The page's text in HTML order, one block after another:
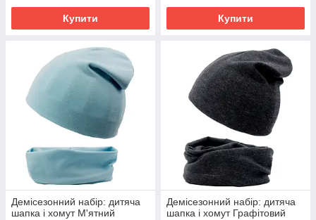
Купити Купити
Демісезонний набір: дитяча
шапка і хомут М'ятний
Демісезонний набір: дитяча
шапка і хомут Графітовий